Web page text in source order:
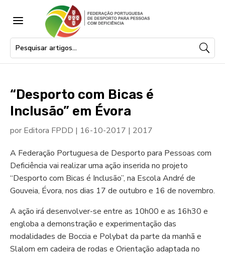
a
“Desporto com Bicas é
Inclusão” em Évora
por Editora FPDD | 16-10-2017 | 2017
A Federação Portuguesa de Desporto para Pessoas com
Deficiência vai realizar uma ação inserida no projeto
“Desporto com Bicas é Inclusão”, na Escola André de
Gouveia, Évora, nos dias 17 de outubro e 16 de novembro.
A ação irá desenvolver-se entre as 10h00 e as 16h30 e
engloba a demonstração e experimentação das
modalidades de Boccia e Polybat da parte da manhã e
Slalom em cadeira de rodas e Orientação adaptada no